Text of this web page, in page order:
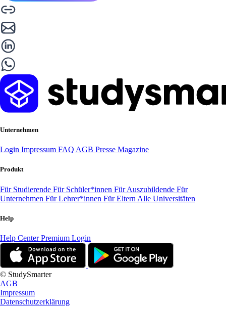
Unternehmen
Login Impressum FAQ AGB Presse Magazine
Produkt
Für Studierende Für Schüler*innen Für Auszubildende Für
Unternehmen Für Lehrer*innen Für Eltern Alle Universitäten
Help
Help CenterPremium Login
© StudySmarter
AGB
Impressum
Datenschutzerklärung